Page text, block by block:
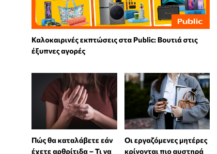
Καλοκαιρινές εκπτώσεις στα Public: Βουτιά στις
έξυπνες αγορές
Πώς θα καταλάβετε εάν
έχετε αρθρίτιδα – Τι να
Οι εργαζόμενες μητέρες
κρίνονται πιο αυστηρά